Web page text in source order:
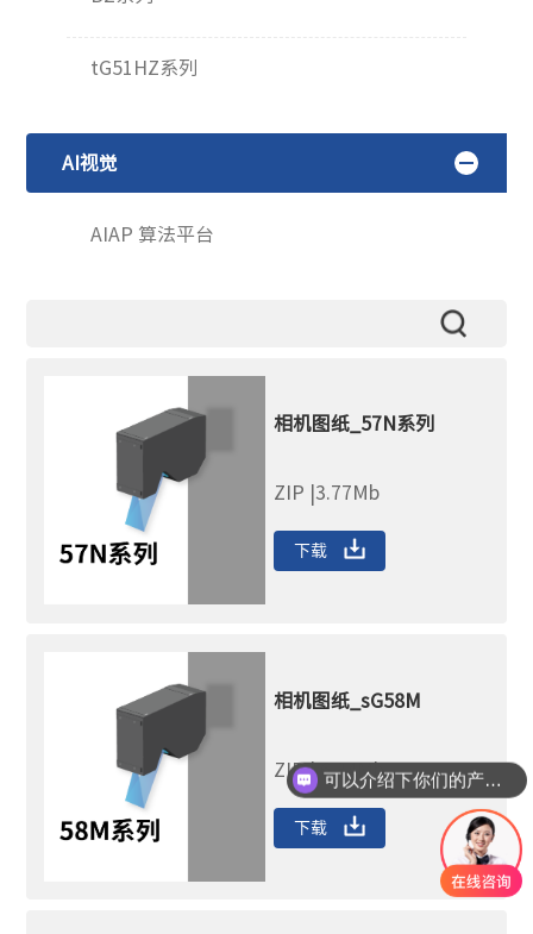
tG51HZ系列
AI视觉
AIAP 算法平台
相机图纸_57N系列
ZIP |3.77Mb
下载
相机图纸_sG58M
ZIP | 6.34Mb
下载
可以介绍下你们的产品么